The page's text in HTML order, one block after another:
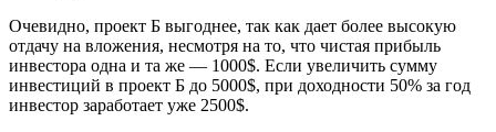
Очевидно, проект Б выгоднее, так как дает более высокую
отдачу на вложения, несмотря на то, что чистая прибыль
инвестора одна и та же — 1000$. Если увеличить сумму
инвестиций в проект Б до 5000$, при доходности 50% за год
инвестор заработает уже 2500$.